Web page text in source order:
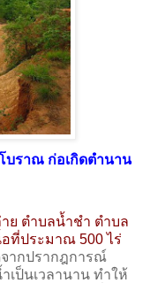
บราณ ก่อเกิดตำนาน
ย ตำบลน้ำชำ ตำบล
อที่ประมาณ 500 ไร่
ากปรากฎการณ์
เป็นเวลานาน ทำให้